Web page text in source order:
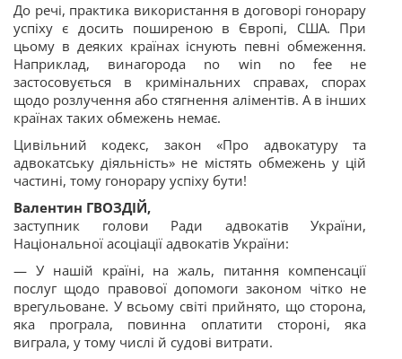
До речі, практика використання в договорі гонорару
успіху є досить поширеною в Європі, США. При
цьому в деяких країнах існують певні обмеження.
Наприклад, винагорода no win no fee не
застосовується в кримінальних справах, спорах
щодо розлучення або стягнення аліментів. А в інших
країнах таких обмежень немає.
Цивільний кодекс, закон «Про адвокатуру та
адвокатську діяльність» не містять обмежень у цій
частині, тому гонорару успіху бути!
Валентин ГВОЗДІЙ,
заступник голови Ради адвокатів України,
Національної асоціації адвокатів України:
— У нашій країні, на жаль, питання компенсації
послуг щодо правової допомоги законом чітко не
врегульоване. У всьому світі прийнято, що сторона,
яка програла, повинна оплатити стороні, яка
виграла, у тому числі й судові витрати.